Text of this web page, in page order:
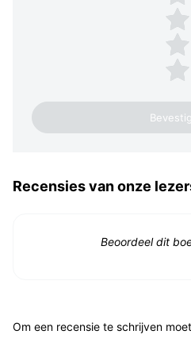
3
2
1 ster
Recensies van onze
Beoordeel dit
Om een recensie te schrijven